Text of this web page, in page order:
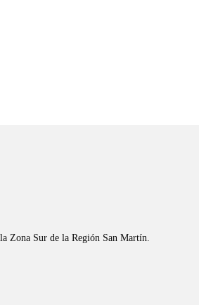
Zona Sur de la Región San Martín.